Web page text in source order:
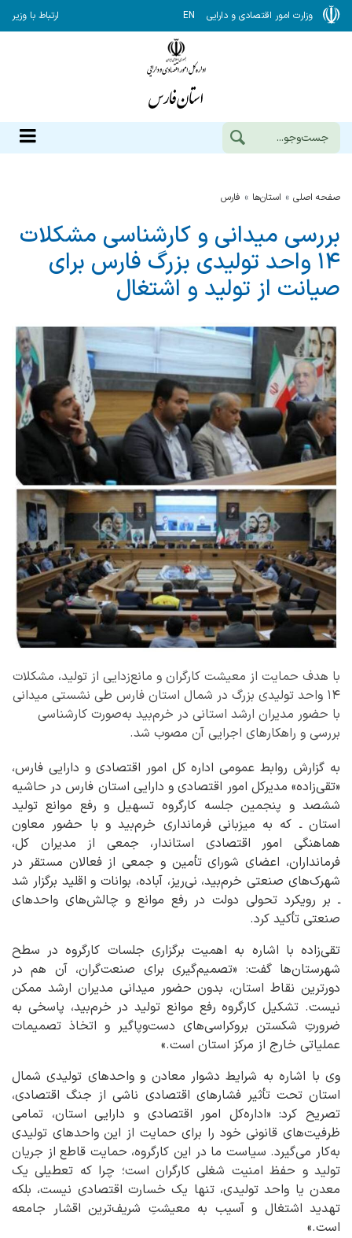
وزارت امور اقتصادی و دارایی EN ارتباط با وزیر
صفحه اصلی استان‌ها فارس
بررسی میدانی و کارشناسی مشکلات
۱۴ واحد تولیدی بزرگ فارس برای
صیانت از تولید و اشتغال
با هدف حمایت از معیشت کارگران و مانع‌زدایی از تولید، مشکلات
۱۴ واحد تولیدی بزرگ در شمال استان فارس طی نشستی میدانی
با حضور مدیران ارشد استانی در خرم‌بید به‌صورت کارشناسی
بررسی و راهکارهای اجرایی آن مصوب شد.
به گزارش روابط عمومی اداره کل امور اقتصادی و دارایی فارس،
«تقی‌زاده» مدیرکل امور اقتصادی و دارایی استان فارس در حاشیه
ششصد و پنجمین جلسه کارگروه تسهیل و رفع موانع تولید
استان ـ که به میزبانی فرمانداری خرم‌بید و با حضور معاون
هماهنگی امور اقتصادی استاندار، جمعی از مدیران کل،
فرمانداران، اعضای شورای تأمین و جمعی از فعالان مستقر در
شهرک‌های صنعتی خرم‌بید، نی‌ریز، آباده، بوانات و اقلید برگزار شد
ـ بر رویکرد تحولی دولت در رفع موانع و چالش‌های واحدهای
صنعتی تأکید کرد.
تقی‌زاده با اشاره به اهمیت برگزاری جلسات کارگروه در سطح
شهرستان‌ها گفت: «تصمیم‌گیری برای صنعت‌گران، آن هم در
دورترین نقاط استان، بدون حضور میدانی مدیران ارشد ممکن
نیست. تشکیل کارگروه رفع موانع تولید در خرم‌بید، پاسخی به
ضرورتِ شکستن بروکراسی‌های دست‌وپاگیر و اتخاذ تصمیمات
عملیاتی خارج از مرکز استان است.»
وی با اشاره به شرایط دشوار معادن و واحدهای تولیدی شمال
استان تحت تأثیر فشارهای اقتصادی ناشی از جنگ اقتصادی،
تصریح کرد: «اداره‌کل امور اقتصادی و دارایی استان، تمامی
ظرفیت‌های قانونی خود را برای حمایت از این واحدهای تولیدی
به‌کار می‌گیرد. سیاست ما در این کارگروه، حمایت قاطع از جریان
تولید و حفظ امنیت شغلی کارگران است؛ چرا که تعطیلی یک
معدن یا واحد تولیدی، تنها یک خسارت اقتصادی نیست، بلکه
تهدید اشتغال و آسیب به معیشتِ شریف‌ترین اقشار جامعه
است.»